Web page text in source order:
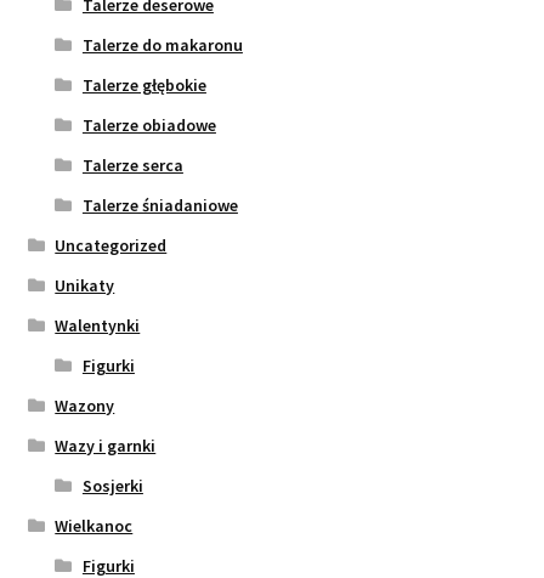
Talerze deserowe
Talerze do makaronu
Talerze głębokie
Talerze obiadowe
Talerze serca
Talerze śniadaniowe
Uncategorized
Unikaty
Walentynki
Figurki
Wazony
Wazy i garnki
Sosjerki
Wielkanoc
Figurki